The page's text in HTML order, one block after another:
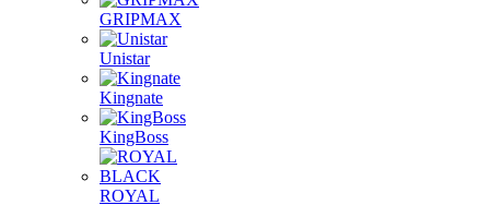
GRIPMAX
Unistar
Kingnate
KingBoss
ROYAL